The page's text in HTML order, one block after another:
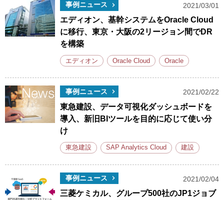
事例ニュース 2021/03/01
エディオン、基幹システムをOracle Cloud
に移行、東京・大阪の2リージョン間でDR
を構築
エディオン Oracle Cloud Oracle
事例ニュース 2021/02/22
東急建設、データ可視化ダッシュボードを
導入、新旧BIツールを目的に応じて使い分
け
東急建設 SAP Analytics Cloud 建設
事例ニュース 2021/02/04
三菱ケミカル、グループ500社のJP1ジョブ